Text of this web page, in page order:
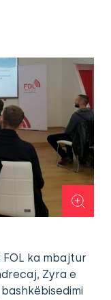
FOL ka mbajtur
Zyra e